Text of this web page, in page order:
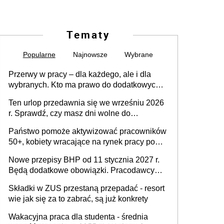
Tematy
Popularne Najnowsze Wybrane
Przerwy w pracy – dla każdego, ale i dla
wybranych. Kto ma prawo do dodatkowych
Ten urlop przedawnia się we wrześniu 2026
r. Sprawdź, czy masz dni wolne do
Państwo pomoże aktywizować pracowników
50+, kobiety wracające na rynek pracy po
osoby neuroatypowe. Powstanie Fundusz
na rzecz Inkluzywności w Zatrudnianiu?
Nowe przepisy BHP od 11 stycznia 2027 r.
Będą dodatkowe obowiązki. Pracodawcy
Składki w ZUS przestaną przepadać - resort
wie jak się za to zabrać, są już konkrety
Wakacyjna praca dla studenta - średnia